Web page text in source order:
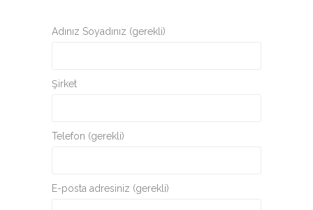
Adınız Soyadınız (gerekli)
Şirket
Telefon (gerekli)
E-posta adresiniz (gerekli)